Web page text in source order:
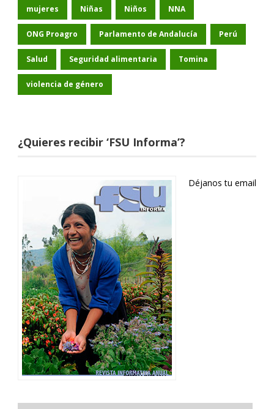
mujeres Niñas Niños NNA
ONG Proagro Parlamento de Andalucía Perú
Salud Seguridad alimentaria Tomina
violencia de género
¿Quieres recibir ‘FSU Informa’?
Déjanos tu email